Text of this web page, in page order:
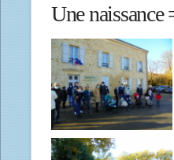
Une naissance